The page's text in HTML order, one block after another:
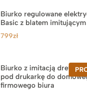
Biurko regulowane
Basic z blatem
799zł
Biurko z imitacją drewna
pod drukarkę do
firmowego biura